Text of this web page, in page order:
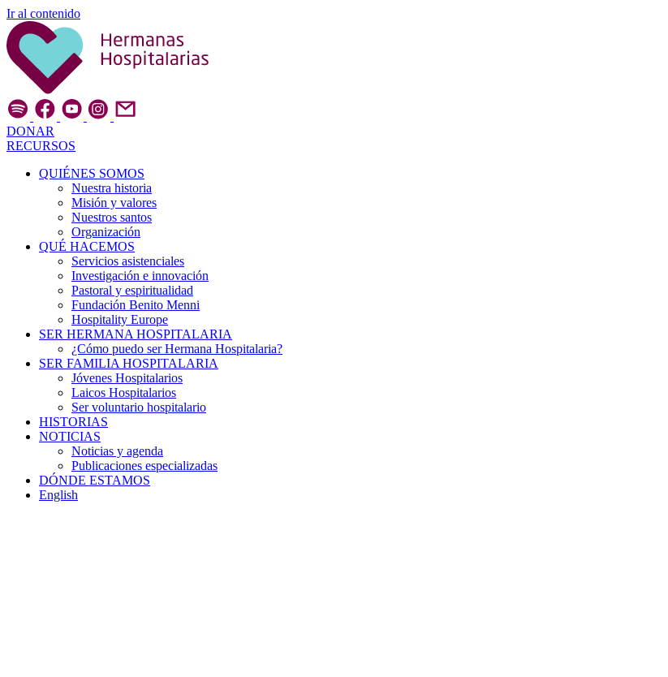
Ir al contenido
DONAR
RECURSOS
QUIÉNES SOMOS
Nuestra historia
Misión y valores
Nuestros santos
Organización
QUÉ HACEMOS
Servicios asistenciales
Investigación e innovación
Pastoral y espiritualidad
Fundación Benito Menni
Hospitality Europe
SER HERMANA HOSPITALARIA
¿Cómo puedo ser Hermana Hospitalaria?
SER FAMILIA HOSPITALARIA
Jóvenes Hospitalarios
Laicos Hospitalarios
Ser voluntario hospitalario
HISTORIAS
NOTICIAS
Noticias y agenda
Publicaciones especializadas
DÓNDE ESTAMOS
English